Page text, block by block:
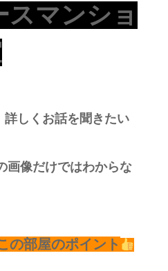
マンショ
しくお話を聞きたい
像だけではわからな
の部屋のポイント